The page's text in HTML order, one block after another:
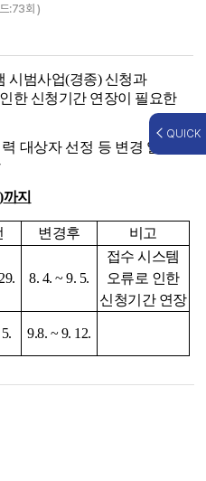
:73회 )
시범사업(경종) 신청과
한 신청기간 연장이 필요한
대상자 선정 등 변경 일정을
)까지
변경후 비고
8. 4. ~ 9. 5.
접수 시스템
오류로 인한
신청기간 연장
9.8. ~ 9. 12.
QUICK